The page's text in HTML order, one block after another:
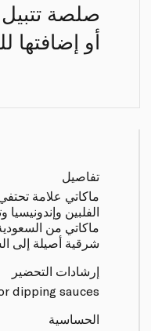
صلصة تتبيل
أو إضافتها
تفاصيل
ماكاتي علامة
الفلبين وإندونيسيا
ماكاتي من
شرقية أصيلة إلى
إرشادات التحضير
dipping sauces.
الحساسية